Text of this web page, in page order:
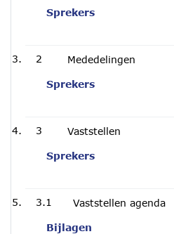
Sprekers
2 Mededelingen
Sprekers
3 Vaststellen
Sprekers
3.1 Vaststellen agenda
Bijlagen